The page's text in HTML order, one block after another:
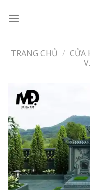
TRANG CHỦ / CỬA